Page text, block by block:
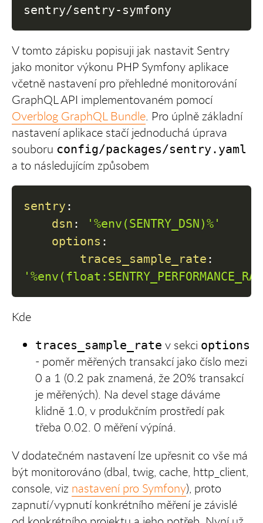
sentry/sentry-symfony
V tomto zápisku popisuji jak nastavit Sentry
jako monitor výkonu PHP Symfony aplikace
včetně nastavení pro přehledné monitorování
GraphQL API implementovaném pomocí
Overblog GraphQL Bundle. Pro úplně základní
nastavení aplikace stačí jednoduchá úprava
souboru config/packages/sentry.yaml
a to následujícím způsobem
sentry :
dsn :
'%env(SENTRY_DSN)%'
options :
traces_sample_rate :
Kde
traces_sample_rate v sekci options
- poměr měřených transakcí jako číslo mezi
0 a 1 (0.2 pak znamená, že 20% transakcí
je měřených). Na devel stage dáváme
klidně 1.0, v produkčním prostředí pak
třeba 0.02. 0 měření výpíná.
V dodatečném nastavení lze upřesnit co vše má
být monitorováno (dbal, twig, cache, http_client,
console, viz nastavení pro Symfony), proto
zapnutí/vypnutí konkrétního měření je závislé